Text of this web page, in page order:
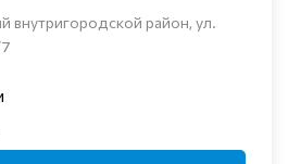
внутригородской район, ул.